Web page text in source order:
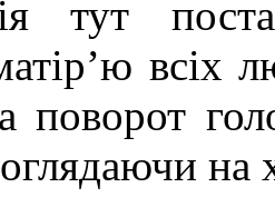
тут
всіх
поворот
на